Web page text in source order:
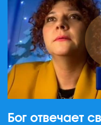
Бог отвечает